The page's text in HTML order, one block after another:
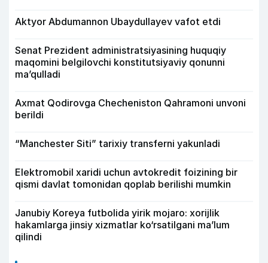
Aktyor Abdu­mannon Ubaydullayev vafot etdi
Senat Prezident administratsiyasining huquqiy
maqomini belgilovchi konstitutsiyaviy qonunni
ma’qulladi
Axmat Qodirovga Checheniston Qahramoni unvoni
berildi
“Manchester Siti” tarixiy transferni yakunladi
Elektromobil xaridi uchun avtokredit foizining bir
qismi davlat tomonidan qoplab berilishi mumkin
Janubiy Koreya futbolida yirik mojaro: xorijlik
hakamlarga jinsiy xizmatlar ko‘rsatilgani ma’lum
qilindi